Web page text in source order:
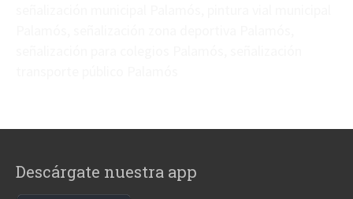
Descárgate nuestra app